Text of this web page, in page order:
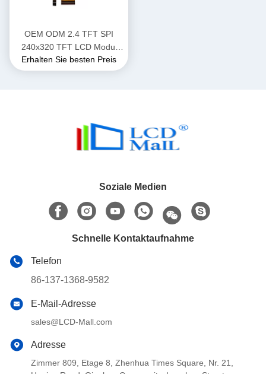
OEM ODM 2.4 TFT SPI
240x320 TFT LCD Modul
Anzeige mit SPI/MPU/RGB
Schnittstelle
Erhalten Sie besten Preis
Soziale Medien
Schnelle Kontaktaufnahme
Telefon
86-137-1368-9582
E-Mail-Adresse
sales@LCD-Mall.com
Adresse
Zimmer 809, Etage 8, Zhenhua Times Square, Nr. 21,